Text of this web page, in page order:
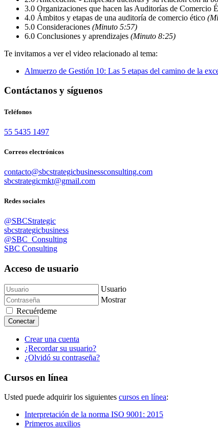
3.0 Organizaciones que hacen las Auditorías de Comercio
4.0 Ámbitos y etapas de una auditoría de comercio ético
5.0 Consideraciones (Minuto 5:57)
6.0 Conclusiones y aprendizajes (Minuto 8:25)
Te invitamos a ver el video relacionado al tema:
Almuerzo de Gestión 10: Las 5 etapas del camino de la
Contáctanos y síguenos
Teléfonos
55 5435 1497
Correos electrónicos
contacto@sbcstrategicbusinessconsulting.com
sbcstrategicmkt@gmail.com
Redes sociales
@SBCStrategic
sbcstrategicbusiness
@SBC_Consulting
SBC Consulting
Acceso de usuario
Usuario
Mostrar
Recuérdeme
Conectar
Crear una cuenta
¿Recordar su usuario?
¿Olvidó su contraseña?
Cursos en línea
Usted puede adquirir los siguientes cursos en línea:
Interpretación de la norma ISO 9001: 2015
Primeros auxilios